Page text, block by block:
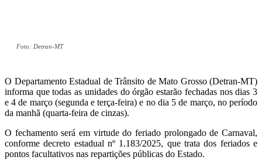
Foto: Detran-MT
O Departamento Estadual de Trânsito de Mato Grosso (Detran-MT)
informa que todas as unidades do órgão estarão fechadas nos dias 3
e 4 de março (segunda e terça-feira) e no dia 5 de março, no período
da manhã (quarta-feira de cinzas).
O fechamento será em virtude do feriado prolongado de Carnaval,
conforme decreto estadual nº 1.183/2025, que trata dos feriados e
pontos facultativos nas repartições públicas do Estado.